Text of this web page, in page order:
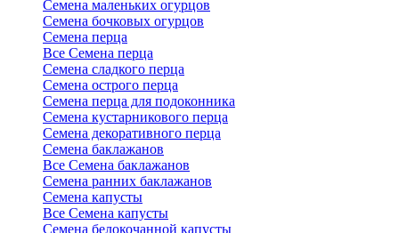
Семена маленьких огурцов
Семена бочковых огурцов
Семена перца
Все Семена перца
Семена сладкого перца
Семена острого перца
Семена перца для подоконника
Семена кустарникового перца
Семена декоративного перца
Семена баклажанов
Все Семена баклажанов
Семена ранних баклажанов
Семена капусты
Все Семена капусты
Семена белокочанной капусты